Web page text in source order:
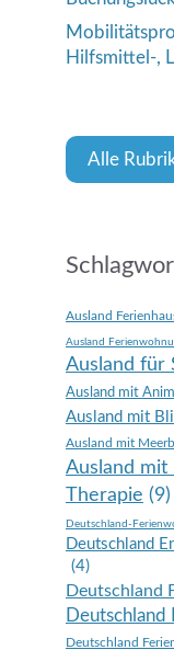
Hilfsmittel-,
Alle
Ausland
Ausland
Ausland für
Ausland mit
Ausland mit
Ausland mit
Ausland mit
Therapie (9)
Deutschland-
Deutschland
(4)
Deutschland
Deutschland
Deutschland